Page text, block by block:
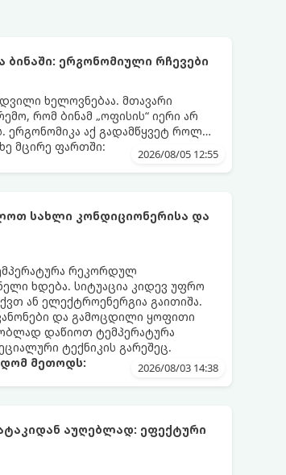
ერგონომიული რჩევები
ხელოვნებაა. მთავარი
რომ ბინამ „ოფისის“ იერი არ
აქ გადამწყვეტ როლს
მცირე ფართში: 2026/08/05 12:55
სახლი კონდიციონერისა და
რეკორდულ
ხდება. სიტუაცია კიდევ უფრო
ან ელექტროენერგია გაითიშა.
და გამოცდილი ყოფითი
დაწიოთ ტემპერატურა
ტექნიკის გარეშეც.
მეთოდს:
2026/08/03 14:38
აუღებლად: ეფექტური